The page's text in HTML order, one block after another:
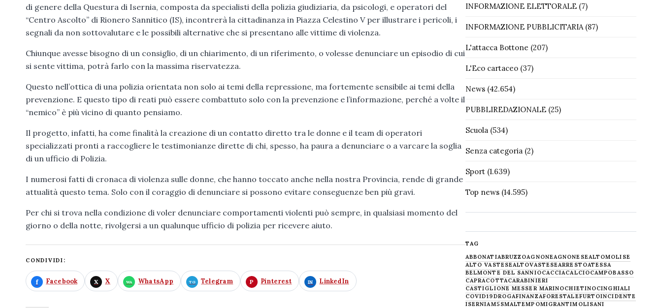
di genere della Questura di Isernia, composta da specialisti della polizia giudiziaria, da psicologi, e operatori del
“Centro Ascolto” di Rionero Sannitico (IS), incontrerà la cittadinanza in Piazza Celestino V per illustrare i pericoli, i
segnali da non sottovalutare e le possibili alternative che si presentano alle vittime di violenza.
Chiunque avesse bisogno di un consiglio, di un chiarimento, di un riferimento, o volesse denunciare un episodio di cui
si sente vittima, potrà farlo con la massima riservatezza.
Questo nell’ottica di una polizia orientata non solo ai temi della repressione, ma fortemente sensibile ai temi della
prevenzione. E questo tipo di reati può essere combattuto solo con la prevenzione e l’informazione, perché a volte il
“nemico” è più vicino di quanto pensiamo.
Il progetto, infatti, ha come finalità la creazione di un contatto diretto tra le donne e il team di operatori
specializzati pronti a raccogliere le testimonianze dirette di chi, spesso, ha paura a denunciare o a varcare la soglia
di un ufficio di Polizia.
I numerosi fatti di cronaca di violenza sulle donne, che hanno toccato anche nella nostra Provincia, rende di grande
attualità questo tema. Solo con il coraggio di denunciare si possono evitare conseguenze ben più gravi.
Per chi si trova nella condizione di voler denunciare comportamenti violenti può sempre, in qualsiasi momento del
giorno o della notte, rivolgersi a un qualunque ufficio di polizia per ricevere aiuto.
CONDIVIDI:
Facebook X WhatsApp Telegram Pinterest LinkedIn
INFORMAZIONE ELETTORALE(7)
INFORMAZIONE PUBBLICITARIA(87)
L'attacca Bottone (207)
L'Eco cartaceo(37)
News(42.654)
PUBBLIREDAZIONALE(25)
Scuola(534)
Senza categoria(2)
Sport(1.639)
Top news(14.595)
TAG
ABBONATIABRUZZOAGNONEAGNONESEALTOMOLISE
ALTO VASTESEALTOVASTESEARRESTOATESSA
BELMONTE DEL SANNIOCACCIACALCIOCAMPOBASSO
CAPRACOTTACARABINIERI
CASTIGLIONE MESSER MARINOCHIETINOCINGHIALI
COVID19DROGAFINANZAFORESTALEFURTOINCIDENTE
ISERNIAM5SMALTEMPOMIGRANTIMOLISANI